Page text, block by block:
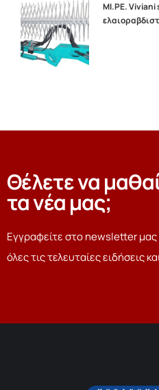
MI.PE. Viviani
Θέλετε να
τα νέα μας;
Εγγραφείτε στο newsletter μας
όλες τις τελευταίες ειδήσεις